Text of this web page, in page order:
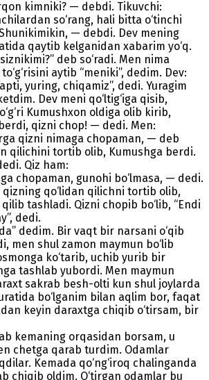
kimniki? — debdi. Tikuvchi:
so‘rang, hali bitta o‘tinchi
— debdi. Dev mening
qaytib kelganidan xabarim yo‘q.
deb so‘radi. Men nima
aytib “meniki”, dedim. Dev:
yuring, chiqamiz”, dedi. Yuragim
Dev meni qo‘ltig‘iga qisib,
Kumushxon oldiga olib kirib,
qizni chop! — dedi. Men:
qizni nimaga chopaman, — deb
qilichini tortib olib, Kumushga berdi.
Qiz ham:
chopaman, gunohi bo‘lmasa, — dedi.
qizning qo‘lidan qilichni tortib olib,
tashladi. Qizni chopib bo‘lib, “Endi
dedi.
dedim. Bir vaqt bir narsani o‘qib
men shul zamon maymun bo‘lib
ko‘tarib, uchib yurib bir
tashlab yubordi. Men maymun
sakrab besh-olti kun shul joylarda
bo‘lganim bilan aqlim bor, faqat
keyin daraxtga chiqib o‘tirsam, bir
kemaning orqasidan borsam, u
chetga qarab turdim. Odamlar
Kemada qo‘ng‘iroq chalinganda
chiqib oldim. O‘tirgan odamlar bu